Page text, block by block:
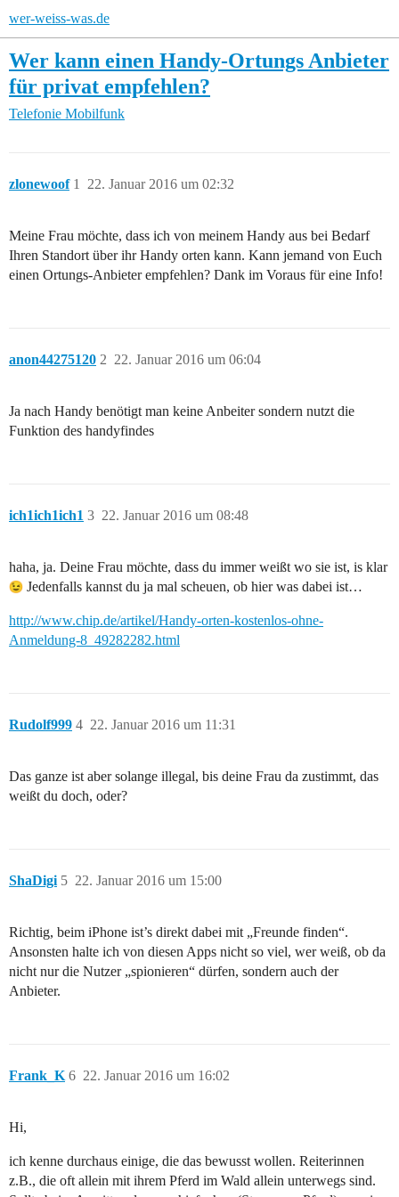
wer-weiss-was.de
Wer kann einen Handy-Ortungs Anbieter
für privat empfehlen?
Telefonie Mobilfunk
zlonewoof 22. Januar 2016 um 02:32
1
Meine Frau möchte, dass ich von meinem Handy aus bei Bedarf
Ihren Standort über ihr Handy orten kann. Kann jemand von Euch
einen Ortungs-Anbieter empfehlen? Dank im Voraus für eine Info!
anon44275120 22. Januar 2016 um 06:04
2
Ja nach Handy benötigt man keine Anbeiter sondern nutzt die
Funktion des handyfindes
ich1ich1ich1 22. Januar 2016 um 08:48
3
haha, ja. Deine Frau möchte, dass du immer weißt wo sie ist, is klar
Jedenfalls kannst du ja mal scheuen, ob hier was dabei ist…
http://www.chip.de/artikel/Handy-orten-kostenlos-ohne-
Anmeldung-8_49282282.html
Rudolf999 22. Januar 2016 um 11:31
4
Das ganze ist aber solange illegal, bis deine Frau da zustimmt, das
weißt du doch, oder?
ShaDigi 22. Januar 2016 um 15:00
5
Richtig, beim iPhone ist’s direkt dabei mit „Freunde finden“.
Ansonsten halte ich von diesen Apps nicht so viel, wer weiß, ob da
nicht nur die Nutzer „spionieren“ dürfen, sondern auch der
Anbieter.
Frank_K 22. Januar 2016 um 16:02
6
Hi,
ich kenne durchaus einige, die das bewusst wollen. Reiterinnen
z.B., die oft allein mit ihrem Pferd im Wald allein unterwegs sind.